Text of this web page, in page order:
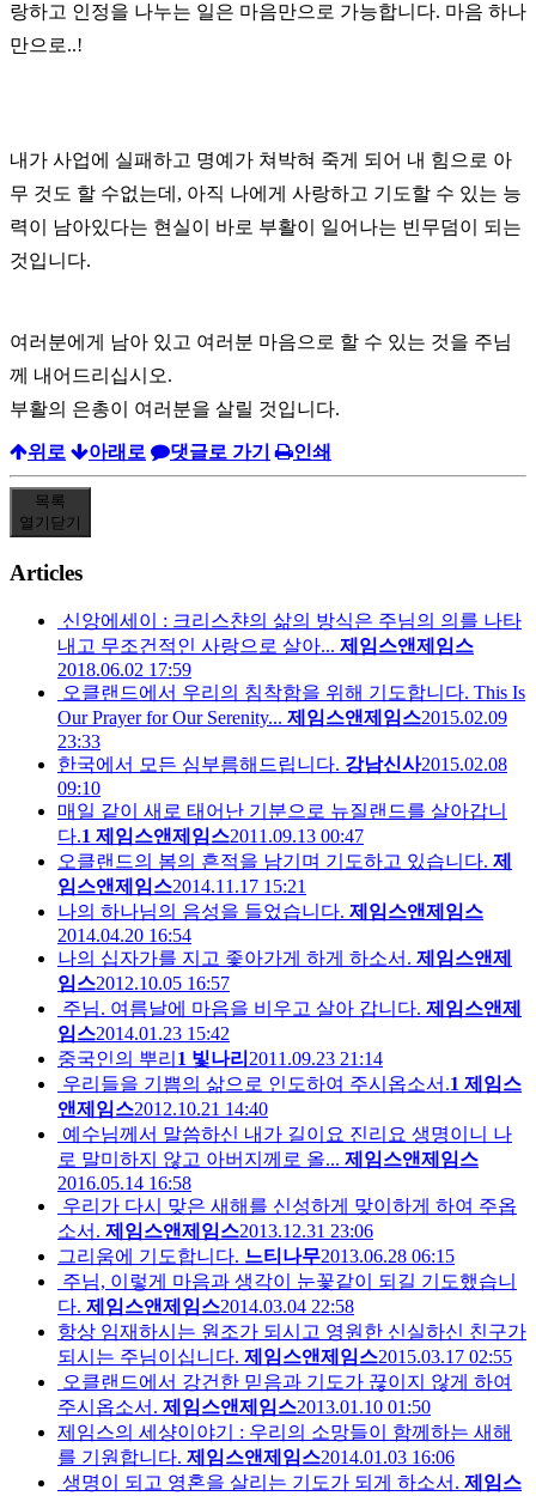
랑하고 인정을 나누는 일은 마음만으로 가능합니다. 마음 하나
만으로..!
내가 사업에 실패하고 명예가 쳐박혀 죽게 되어 내 힘으로 아
무 것도 할 수없는데, 아직 나에게 사랑하고 기도할 수 있는 능
력이 남아있다는 현실이 바로 부활이 일어나는 빈무덤이 되는
것입니다.
여러분에게 남아 있고 여러분 마음으로 할 수 있는 것을 주님
께 내어드리십시오.
부활의 은총이 여러분을 살릴 것입니다.
위로 아래로 댓글로 가기 인쇄
목록
열기 닫기
Articles
신앙에세이 : 크리스챤의 삶의 방식은 주님의 의를 나타
내고 무조건적인 사랑으로 살아... 제임스앤제임스
2018.06.02 17:59
오클랜드에서 우리의 침착함을 위해 기도합니다. This Is
Our Prayer for Our Serenity... 제임스앤제임스2015.02.09
23:33
한국에서 모든 심부름해드립니다. 강남신사2015.02.08
09:10
매일 같이 새로 태어난 기분으로 뉴질랜드를 살아갑니
다.1 제임스앤제임스2011.09.13 00:47
오클랜드의 봄의 흔적을 남기며 기도하고 있습니다. 제
임스앤제임스2014.11.17 15:21
나의 하나님의 음성을 들었습니다. 제임스앤제임스
2014.04.20 16:54
나의 십자가를 지고 좇아가게 하게 하소서. 제임스앤제
임스2012.10.05 16:57
주님. 여름날에 마음을 비우고 살아 갑니다. 제임스앤제
임스2014.01.23 15:42
중국인의 뿌리 1 빛나리 2011.09.23 21:14
우리들을 기쁨의 삶으로 인도하여 주시옵소서.1 제임스
앤제임스2012.10.21 14:40
예수님께서 말씀하신 내가 길이요 진리요 생명이니 나
로 말미하지 않고 아버지께로 올... 제임스앤제임스
2016.05.14 16:58
우리가 다시 맞은 새해를 신성하게 맞이하게 하여 주옵
소서. 제임스앤제임스2013.12.31 23:06
그리움에 기도합니다. 느티나무2013.06.28 06:15
주님, 이렇게 마음과 생각이 눈꽃같이 되길 기도했습니
다. 제임스앤제임스2014.03.04 22:58
항상 임재하시는 원조가 되시고 영원한 신실하신 친구가
되시는 주님이십니다. 제임스앤제임스2015.03.17 02:55
오클랜드에서 강건한 믿음과 기도가 끊이지 않게 하여
주시옵소서. 제임스앤제임스2013.01.10 01:50
제임스의 세샹이야기 : 우리의 소망들이 함께하는 새해
를 기원합니다. 제임스앤제임스2014.01.03 16:06
생명이 되고 영혼을 살리는 기도가 되게 하소서. 제임스